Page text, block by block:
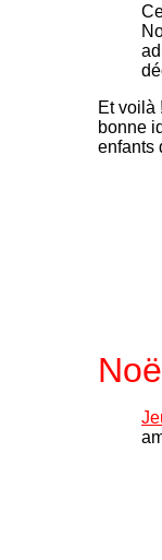
Et voilà
bonne
enfants